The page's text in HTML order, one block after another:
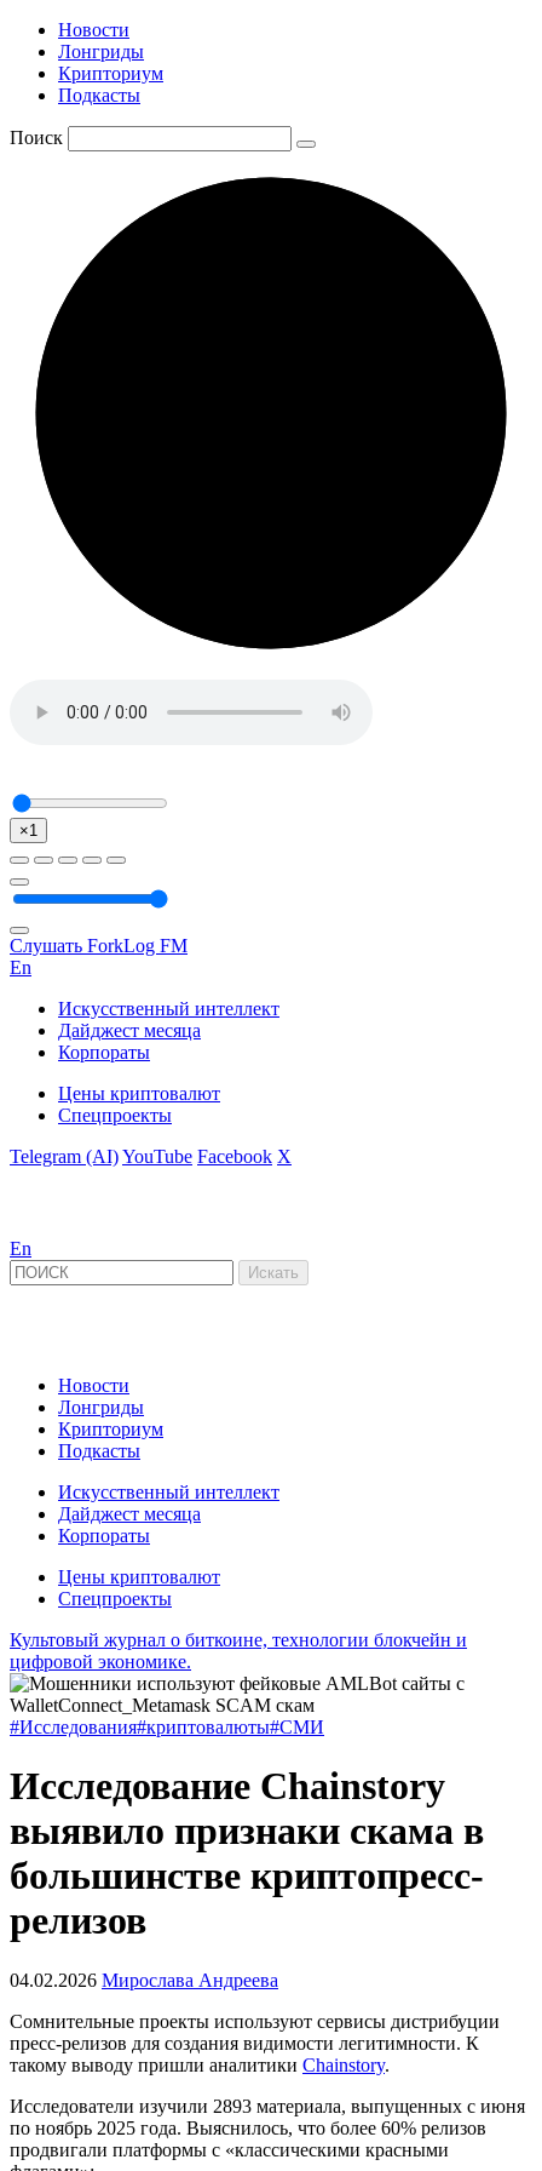
Новости
Лонгриды
Крипториум
Подкасты
Поиск
×1
Слушать ForkLog FM
En
Искусственный интеллект
Дайджест месяца
Корпораты
Цены криптовалют
Спецпроекты
Telegram (AI)YouTube Facebook X
En
Новости
Лонгриды
Крипториум
Подкасты
Искусственный интеллект
Дайджест месяца
Корпораты
Цены криптовалют
Спецпроекты
Культовый журнал о биткоине, технологии блокчейн и
цифровой экономике.
#Исследования#криптовалюты#СМИ
Исследование Chainstory
выявило признаки скама в
большинстве криптопресс-
релизов
04.02.2026 Мирослава Андреева
Сомнительные проекты используют сервисы дистрибуции
пресс-релизов для создания видимости легитимности. К
такому выводу пришли аналитики Chainstory.
Исследователи изучили 2893 материала, выпущенных с июня
по ноябрь 2025 года. Выяснилось, что более 60% релизов
продвигали платформы с «классическими красными